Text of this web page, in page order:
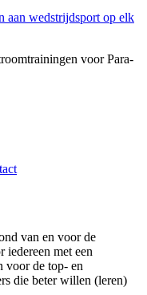
aan wedstrijdsport op elk
voor Para-
van en voor de
met een
voor de top- en
die beter willen (leren)